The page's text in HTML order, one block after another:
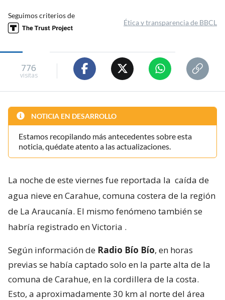
Seguimos criterios de
Ética y transparencia de BBCL
776
visitas
NOTICIA EN DESARROLLO
Estamos recopilando más antecedentes sobre esta
noticia, quédate atento a las actualizaciones.
La noche de este viernes fue reportada la caída de
agua nieve en Carahue, comuna costera de la región
de La Araucanía. El mismo fenómeno también se
habría registrado en Victoria .
Según información de Radio Bío Bío, en horas
previas se había captado solo en la parte alta de la
comuna de Carahue, en la cordillera de la costa.
Esto, a aproximadamente 30 km al norte del área